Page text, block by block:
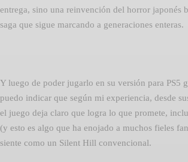
entrega, sino una reinvención del horror japonés
saga que sigue marcando a generaciones enteras.
Y luego de poder jugarlo en su versión para PS5
puedo indicar que según mi experiencia, desde
el juego deja claro que logra lo que promete,
(y esto es algo que ha enojado a muchos fieles
siente como un Silent Hill convencional.